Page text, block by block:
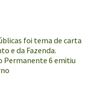
foi tema de carta
e da Fazenda.
Permanente 6 emitiu